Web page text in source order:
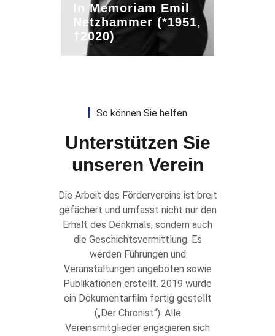
In Memoriam Emil
Netzhammer (*1951,
†2020)
So können Sie helfen
Unterstützen Sie
unseren Verein
Die Arbeit des Fördervereins ist breit
gefächert und umfasst nicht nur den
Erhalt des Denkmals, sondern auch
die Geschichtsvermittlung. Es
werden Führungen und
Veranstaltungen angeboten sowie
Publikationen erstellt. 2019 wurde
ein Dokumentarfilm fertig gestellt
(„Der Chronist“). Alle
Vereinsmitglieder engagieren sich